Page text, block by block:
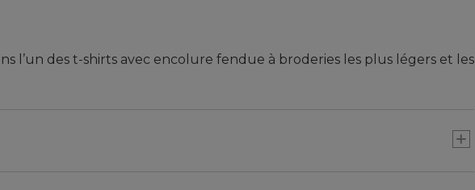
l’un des t-shirts avec encolure fendue à broderies les plus légers et les